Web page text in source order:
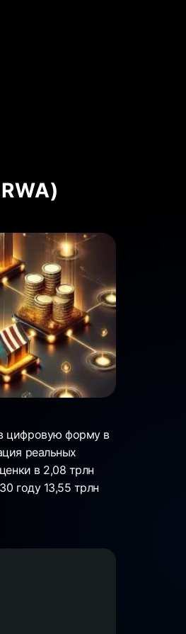
цифровую форму в
реальных
в 2,08 трлн
году 13,55 трлн